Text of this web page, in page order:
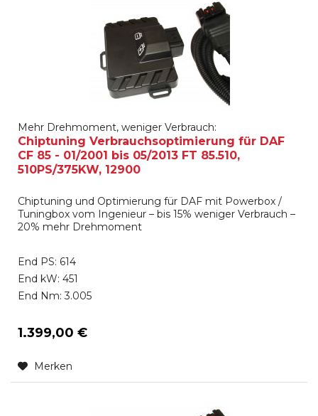
Mehr Drehmoment, weniger Verbrauch:
Chiptuning Verbrauchsoptimierung für DAF
CF 85 - 01/2001 bis 05/2013 FT 85.510,
510PS/375KW, 12900
Chiptuning und Optimierung für DAF mit Powerbox /
Tuningbox vom Ingenieur – bis 15% weniger Verbrauch –
20% mehr Drehmoment
End PS: 614
End kW: 451
End Nm: 3.005
1.399,00 €
Merken